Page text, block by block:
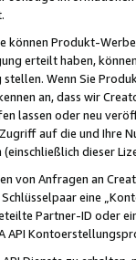
Produkt-
erteilt haben,
stellen. Wenn Sie
an, dass wir
lassen oder neu
auf die und Ihre
dieser
von Anfragen an
eine
Partner-ID oder
API